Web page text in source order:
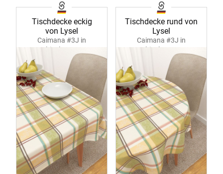
Tischdecke eckig
von Lysel
Caimana #3J in
multicolor 40494
Tischdecke rund von
Lysel
Caimana #3J in
multicolor 40495